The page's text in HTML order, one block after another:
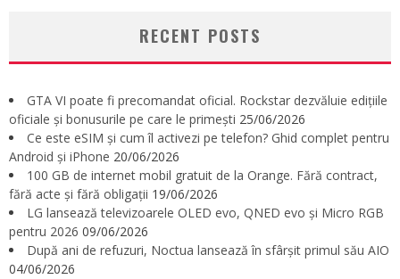
RECENT POSTS
GTA VI poate fi precomandat oficial. Rockstar dezvăluie edițiile
oficiale și bonusurile pe care le primești 25/06/2026
Ce este eSIM și cum îl activezi pe telefon? Ghid complet pentru
Android și iPhone 20/06/2026
100 GB de internet mobil gratuit de la Orange. Fără contract,
fără acte și fără obligații 19/06/2026
LG lansează televizoarele OLED evo, QNED evo și Micro RGB
pentru 2026 09/06/2026
După ani de refuzuri, Noctua lansează în sfârșit primul său AIO
04/06/2026